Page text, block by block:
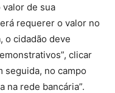
de sua
requerer o valor no
o cidadão deve
clicar
seguida, no campo
na rede bancária”.